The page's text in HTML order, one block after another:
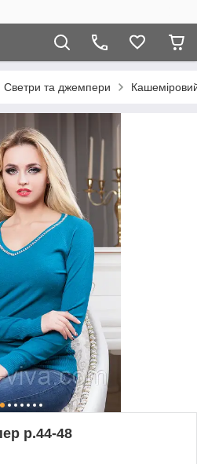
Светри та джемпери
р.44-48